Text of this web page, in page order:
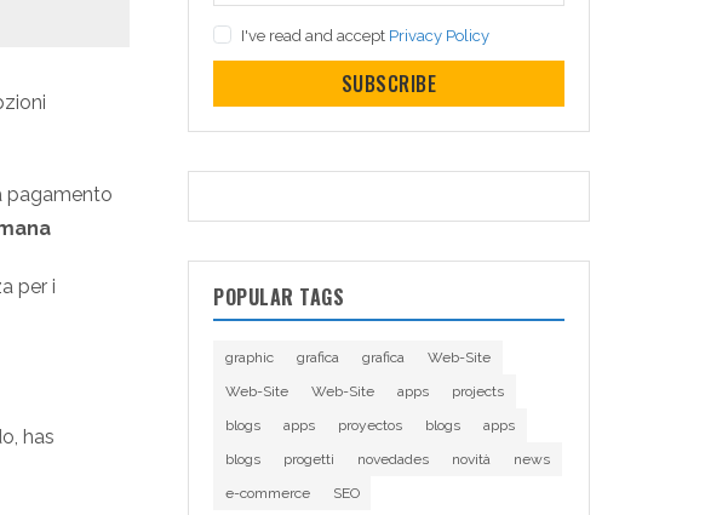
pagamento
per i
has
I've read and accept Privacy Policy
SUBSCRIBE
POPULAR TAGS
graphic grafica grafica
Web-Site
Web-Site
Web-Site apps
projects
blogs
apps proyectos blogs
apps
blogs
progetti novedades novità
news
e-commerce
SEO